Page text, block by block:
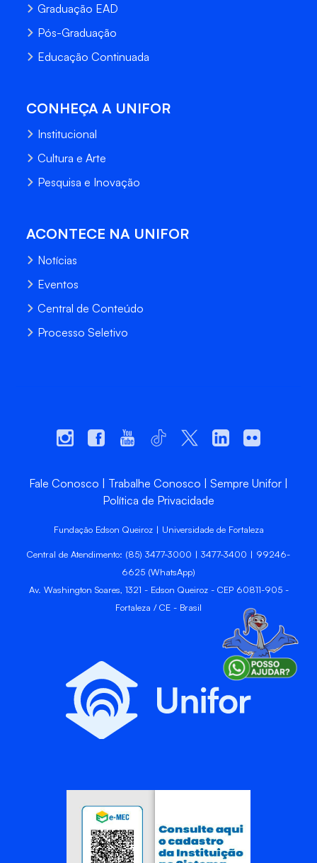
Graduação EAD
Pós-Graduação
Educação Continuada
CONHEÇA A UNIFOR
Institucional
Cultura e Arte
Pesquisa e Inovação
ACONTECE NA UNIFOR
Notícias
Eventos
Central de Conteúdo
Processo Seletivo
Fale Conosco Trabalhe Conosco
Sempre Unifor
Política de Privacidade
Fundação Edson Queiroz | Universidade de Fortaleza
Central de Atendimento: (85) 3477-3000 | 3477-3400 | 99246-
6625 (WhatsApp)
Av. Washington Soares, 1321 - Edson Queiroz - CEP 60811-905 -
Fortaleza / CE - Brasil